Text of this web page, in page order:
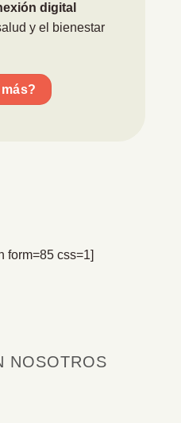
digital
y el bienestar
form=85 css=1]
NOSOTROS